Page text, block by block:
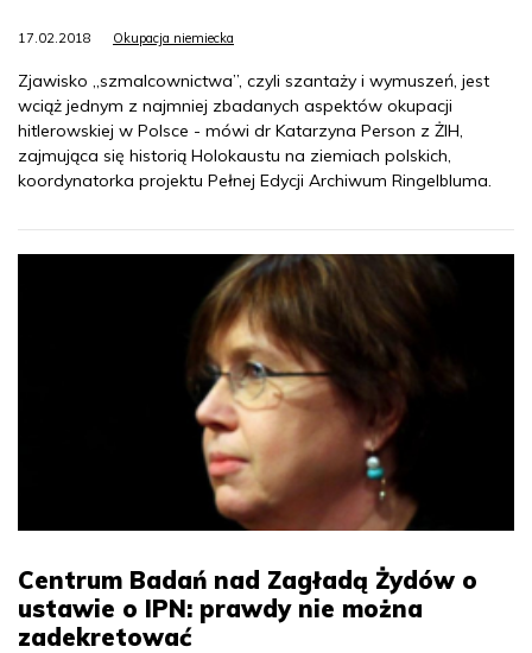
17.02.2018 Okupacja niemiecka
Zjawisko „szmalcownictwa”, czyli szantaży i wymuszeń, jest
wciąż jednym z najmniej zbadanych aspektów okupacji
hitlerowskiej w Polsce - mówi dr Katarzyna Person z ŻIH,
zajmująca się historią Holokaustu na ziemiach polskich,
koordynatorka projektu Pełnej Edycji Archiwum Ringelbluma.
Centrum Badań nad Zagładą Żydów o
ustawie o IPN: prawdy nie można
zadekretować